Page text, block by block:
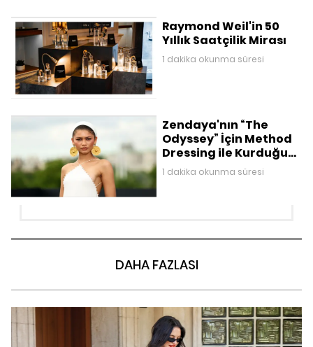
Raymond Weil'in 50
Yıllık Saatçilik Mirası
1 dakika okunma süresi
Zendaya'nın “The
Odyssey” İçin Method
Dressing ile Kurduğu
Mitolojik Gardırop
1 dakika okunma süresi
DAHA FAZLASI